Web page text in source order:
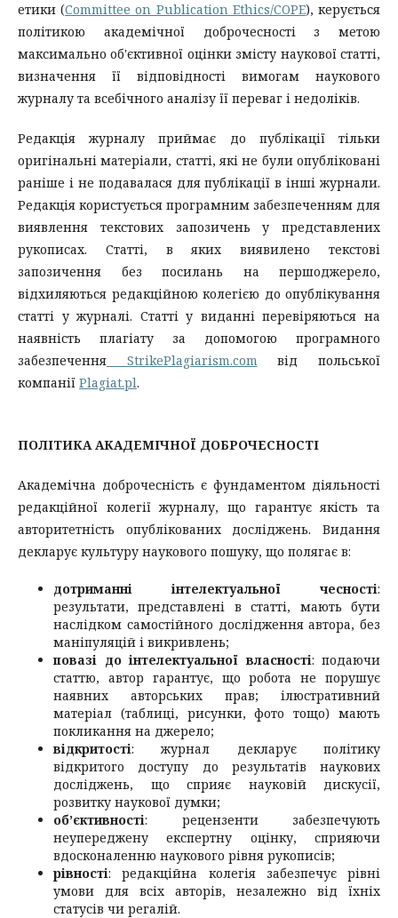
етики (Committee on Publication Ethics/COPE), керується
політикою академічної доброчесності з метою
максимально об'єктивної оцінки змісту наукової статті,
визначення її відповідності вимогам наукового
журналу та всебічного аналізу її переваг і недоліків.
Редакція журналу приймає до публікації тільки
оригінальні матеріали, статті, які не були опубліковані
раніше і не подавалася для публікації в інші журнали.
Редакція користується програмним забезпеченням для
виявлення текстових запозичень у представлених
рукописах. Статті, в яких виявилено текстові
запозичення без посилань на першоджерело,
відхиляються редакційною колегією до опублікування
статті у журналі. Статті у виданні перевіряються на
наявність плагіату за допомогою програмного
забезпечення StrikePlagiarism.comвід польської
компанії Plagiat.pl.
ПОЛІТИКА АКАДЕМІЧНОЇ ДОБРОЧЕСНОСТІ
Академічна доброчесність є фундаментом діяльності
редакційної колегії журналу, що гарантує якість та
авторитетність опублікованих досліджень. Видання
декларує культуру наукового пошуку, що полягає в:
дотриманні інтелектуальної чесності:
результати, представлені в статті, мають бути
наслідком самостійного дослідження автора, без
маніпуляцій і викривлень;
повазі до інтелектуальної власності: подаючи
статтю, автор гарантує, що робота не порушує
наявних авторських прав; ілюстративний
матеріал (таблиці, рисунки, фото тощо) мають
покликання на джерело;
відкритості: журнал декларує політику
відкритого доступу до результатів наукових
досліджень, що сприяє науковій дискусії,
розвитку наукової думки;
об’єктивності: рецензенти забезпечують
неупереджену експертну оцінку, сприяючи
вдосконаленню наукового рівня рукописів;
рівності: редакційна колегія забезпечує рівні
умови для всіх авторів, незалежно від їхніх
статусів чи регалій.